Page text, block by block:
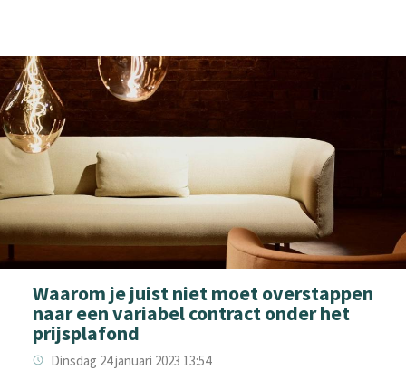
Waarom je juist niet moet overstappen
naar een variabel contract onder het
prijsplafond
Dinsdag 24 januari 2023 13:54